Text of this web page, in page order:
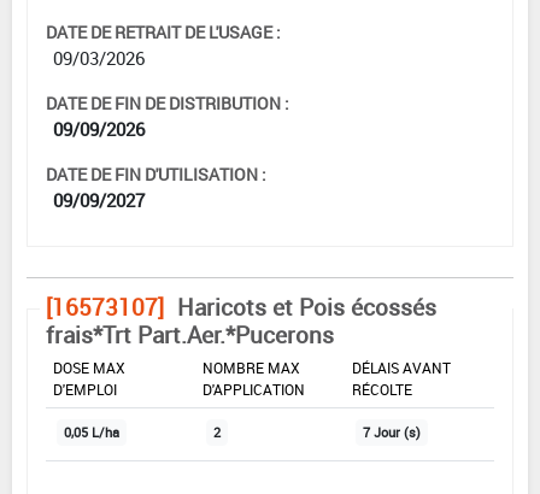
DATE DE RETRAIT DE L'USAGE :
09/03/2026
DATE DE FIN DE DISTRIBUTION :
09/09/2026
DATE DE FIN D'UTILISATION :
09/09/2027
[16573107] Haricots et Pois écossés
frais*Trt Part.Aer.*Pucerons
DOSE MAX
D'EMPLOI
NOMBRE MAX
D'APPLICATION
DÉLAIS AVANT
RÉCOLTE
0,05 L/ha 2 7 Jour (s)